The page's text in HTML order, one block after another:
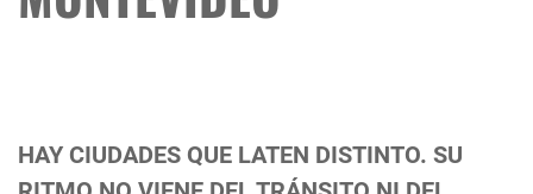
HAY CIUDADES QUE LATEN DISTINTO. SU